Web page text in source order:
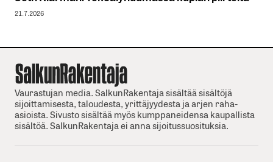
21.7.2026
Vaurastujan media. SalkunRakentaja sisältää sisältöjä
sijoittamisesta, taloudesta, yrittäjyydesta ja arjen raha-
asioista. Sivusto sisältää myös kumppaneidensa kaupallista
sisältöä. SalkunRakentaja ei anna sijoitussuosituksia.